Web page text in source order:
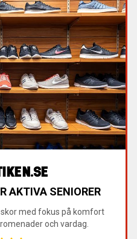
AKTIVA SENIORER
med fokus på komfort
och vardag.